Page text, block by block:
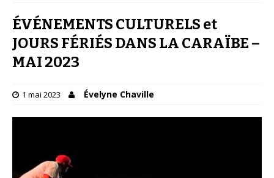
ÉVÉNEMENTS CULTURELS et
JOURS FÉRIÉS DANS LA CARAÏBE –
MAI 2023
1 mai 2023 Évelyne Chaville